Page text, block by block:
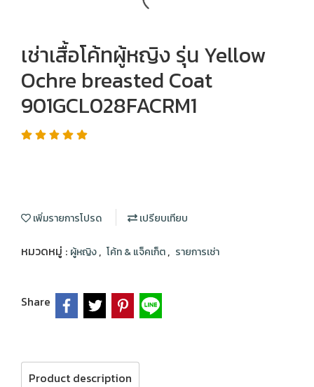
เช่าเสื้อโค้ทผู้หญิง รุ่น Yellow
Ochre breasted Coat
901GCL028FACRM1
เพิ่มรายการโปรด เปรียบเทียบ
หมวดหมู่ : ผู้หญิง, โค้ท & แจ็คเก็ต, รายการเช่า
Share
Product description